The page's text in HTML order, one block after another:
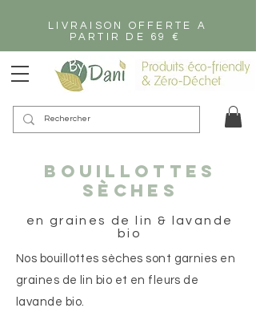
LIVRAISON OFFERTE A
PARTIR DE 69 €
bouillottes
sèches
en graines de lin & lavande
bio
Nos bouillottes sèches sont garnies en
graines de lin bio et en fleurs de
lavande bio.